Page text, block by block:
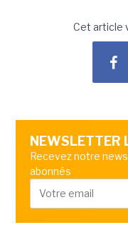
Cet article
NEWSLETTER
Recevez notre
abonnés